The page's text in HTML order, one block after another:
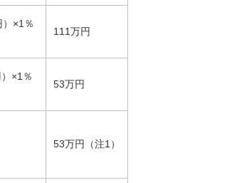
×1％
111万円
×1％
53万円
53万円（注1）